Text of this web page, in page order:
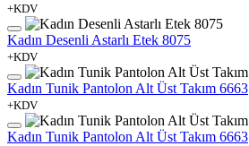
+KDV
Kadın Desenli Astarlı Etek 8075
+KDV
Kadın Tunik Pantolon Alt Üst Takım 6663
+KDV
Kadın Tunik Pantolon Alt Üst Takım 6663